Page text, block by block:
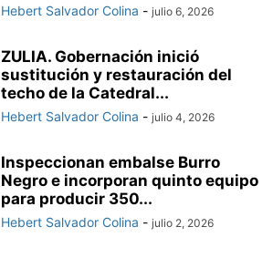
Hebert Salvador Colina - julio 6, 2026
ZULIA. Gobernación inició
sustitución y restauración del
techo de la Catedral...
Hebert Salvador Colina - julio 4, 2026
Inspeccionan embalse Burro
Negro e incorporan quinto equipo
para producir 350...
Hebert Salvador Colina - julio 2, 2026